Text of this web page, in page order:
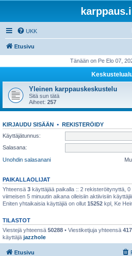
UKK
Etusivu
Tänään on Pe Elo 07,
Yleinen karppauskeskustelu
Sitä sun tätä
Aiheet: 257
KIRJAUDU SISÄÄN • REKISTERÖIDY
Käyttäjätunnus:
Salasana:
Unohdin salasanani
PAIKALLAOLIJAT
Yhteensä 3 käyttäjää paikalla :: 2 rekisteröitynyttä,
viimeisen 5 minuutin aikana olleisiin aktiivisiin
Eniten yhtaikaisia käyttäjiä on ollut 15252 kpl, Ke
TILASTOT
Viestejä yhteensä 50288 • Viestiketjuja yhteensä 417
käyttäjä jazzhole
Etusivu